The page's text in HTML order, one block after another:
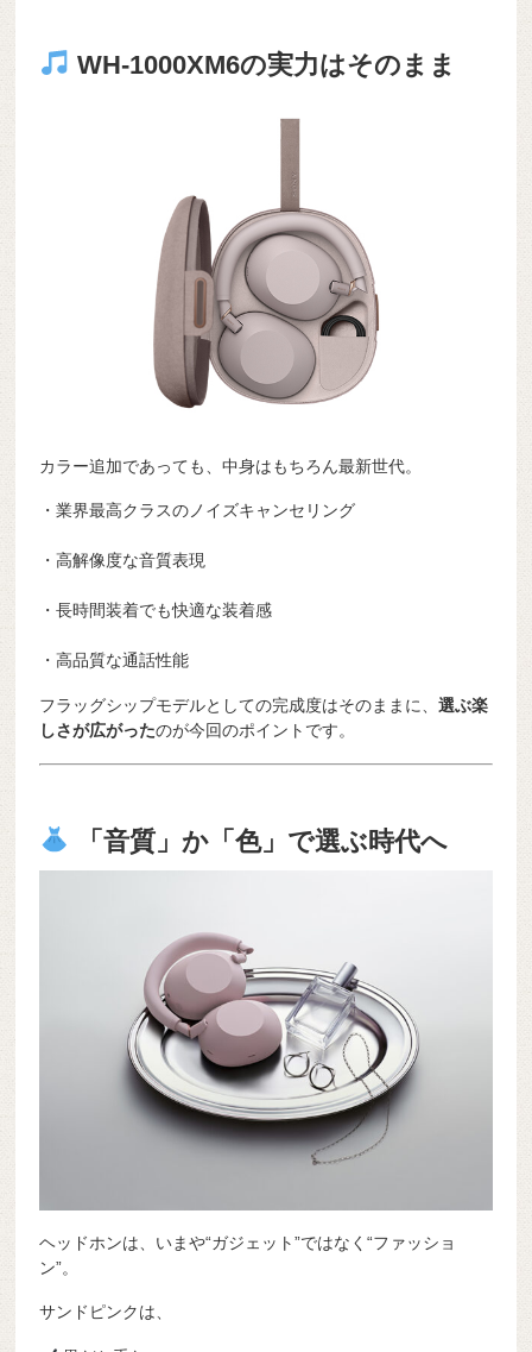
WH-1000XM6の実力はそのまま
カラー追加であっても、中身はもちろん最新世代。
・業界最高クラスのノイズキャンセリング
・高解像度な音質表現
・長時間装着でも快適な装着感
・高品質な通話性能
フラッグシップモデルとしての完成度はそのままに、選ぶ楽
しさが広がったのが今回のポイントです。
「音質」か「色」で選ぶ時代へ
ヘッドホンは、いまや“ガジェット”ではなく“ファッショ
ン”。
サンドピンクは、